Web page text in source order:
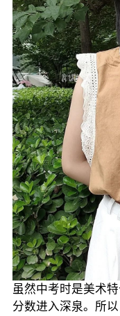
虽然中考时是美术
分数进入深泉。所